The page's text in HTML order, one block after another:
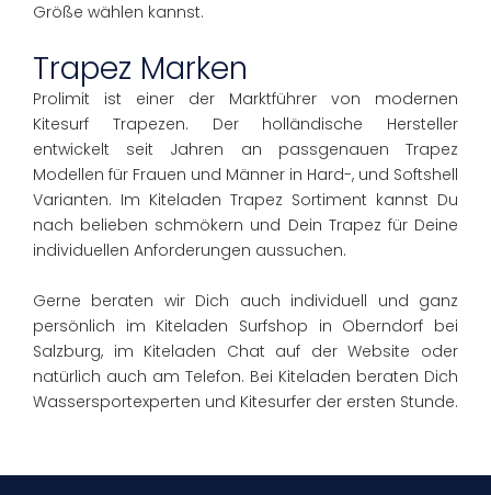
Größe wählen kannst.
Trapez Marken
Prolimit ist einer der Marktführer von modernen
Kitesurf Trapezen. Der holländische Hersteller
entwickelt seit Jahren an passgenauen Trapez
Modellen für Frauen und Männer in Hard-, und Softshell
Varianten. Im Kiteladen Trapez Sortiment kannst Du
nach belieben schmökern und Dein Trapez für Deine
individuellen Anforderungen aussuchen.
Gerne beraten wir Dich auch individuell und ganz
persönlich im Kiteladen Surfshop in Oberndorf bei
Salzburg, im Kiteladen Chat auf der Website oder
natürlich auch am Telefon. Bei Kiteladen beraten Dich
Wassersportexperten und Kitesurfer der ersten Stunde.